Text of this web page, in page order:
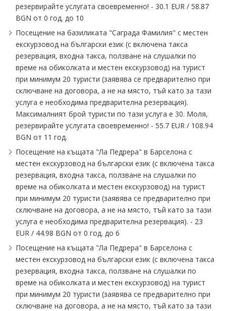
резервирайте услугата своевременно! - 30.1 EUR / 58.87
BGN от 0 год. до 10
Посещение на базиликата "Саграда Фамилия" с местен
екскурзовод на български език (с включена такса
резервация, входна такса, ползване на слушалки по
време на обиколката и местен екскурзовод) на турист
при минимум 20 туристи (заявява се предварително при
сключване на договора, а не на място, тъй като за тази
услуга е необходима предварителна резервация).
Максималният брой туристи по тази услуга е 30. Моля,
резервирайте услугата своевременно! - 55.7 EUR / 108.94
BGN от 11 год.
Посещение на къщата "Ла Педрера" в Барселона с
местен екскурзовод на български език (с включена такса
резервация, входна такса, ползване на слушалки по
време на обиколката и местен екскурзовод) на турист
при минимум 20 туристи (заявява се предварително при
сключване на договора, а не на място, тъй като за тази
услуга е необходима предварителна резервация). - 23
EUR / 44.98 BGN от 0 год. до 6
Посещение на къщата "Ла Педрера" в Барселона с
местен екскурзовод на български език (с включена такса
резервация, входна такса, ползване на слушалки по
време на обиколката и местен екскурзовод) на турист
при минимум 20 туристи (заявява се предварително при
сключване на договора, а не на място, тъй като за тази